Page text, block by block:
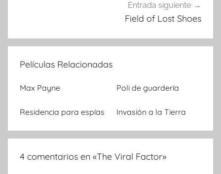
Entrada siguiente
Field of Lost Shoes
Películas Relacionadas
Max Payne Poli de guardería
Residencia para espías Invasión a la Tierra
4 comentarios en «The Viral Factor»